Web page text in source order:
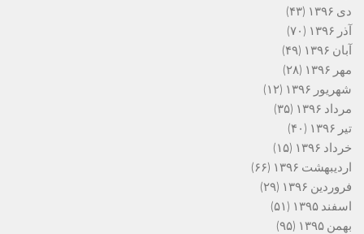
دی ۱۳۹۶
(۴۳)
آذر ۱۳۹۶
(۷۰)
آبان ۱۳۹۶
(۴۹)
مهر ۱۳۹۶
(۲۸)
شهریور ۱۳۹۶
(۱۲)
مرداد ۱۳۹۶
(۳۵)
تیر ۱۳۹۶
(۴۰)
خرداد ۱۳۹۶
(۱۵)
اردیبهشت ۱۳۹۶
(۶۶)
فروردین ۱۳۹۶
(۲۹)
اسفند ۱۳۹۵
(۵۱)
بهمن ۱۳۹۵
(۹۵)